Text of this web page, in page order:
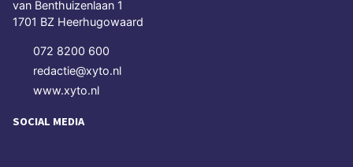
van Benthuizenlaan 1
1701 BZ Heerhugowaard
072 8200 600
redactie@xyto.nl
www.xyto.nl
SOCIAL MEDIA